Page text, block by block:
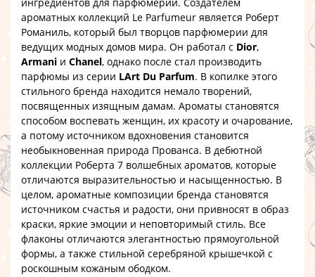
ароматных коллекций Le Parfumeur является Роберт
Романиль, который был творцов парфюмерии для
ведущих модных домов мира. Он работал с Dior,
Armani и Chanel, однако после стал производить
парфюмы из серии LArt Du Parfum. В копилке этого
стильного бренда находится немало творений,
посвященных изящным дамам. Ароматы становятся
способом воспевать женщин, их красоту и очарование,
а потому источником вдохновения становится
необыкновенная природа Прованса. В дебютной
коллекции Роберта 7 волшебных ароматов, которые
отличаются выразительностью и насыщенностью. В
целом, ароматные композиции бренда становятся
источником счастья и радости, они привносят в образ
краски, яркие эмоции и неповторимый стиль. Все
флаконы отличаются элегантностью прямоугольной
формы, а также стильной серебряной крышечкой с
роскошным кожаным ободком.